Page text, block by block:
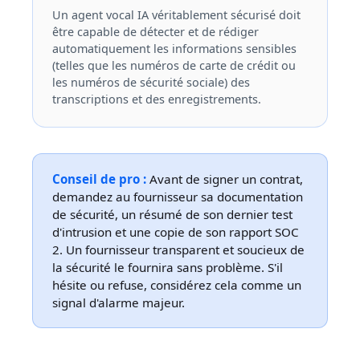
Un agent vocal IA véritablement sécurisé doit
être capable de détecter et de rédiger
automatiquement les informations sensibles
(telles que les numéros de carte de crédit ou
les numéros de sécurité sociale) des
transcriptions et des enregistrements.
Conseil de pro : Avant de signer un contrat,
demandez au fournisseur sa documentation
de sécurité, un résumé de son dernier test
d'intrusion et une copie de son rapport SOC
2. Un fournisseur transparent et soucieux de
la sécurité le fournira sans problème. S'il
hésite ou refuse, considérez cela comme un
signal d'alarme majeur.